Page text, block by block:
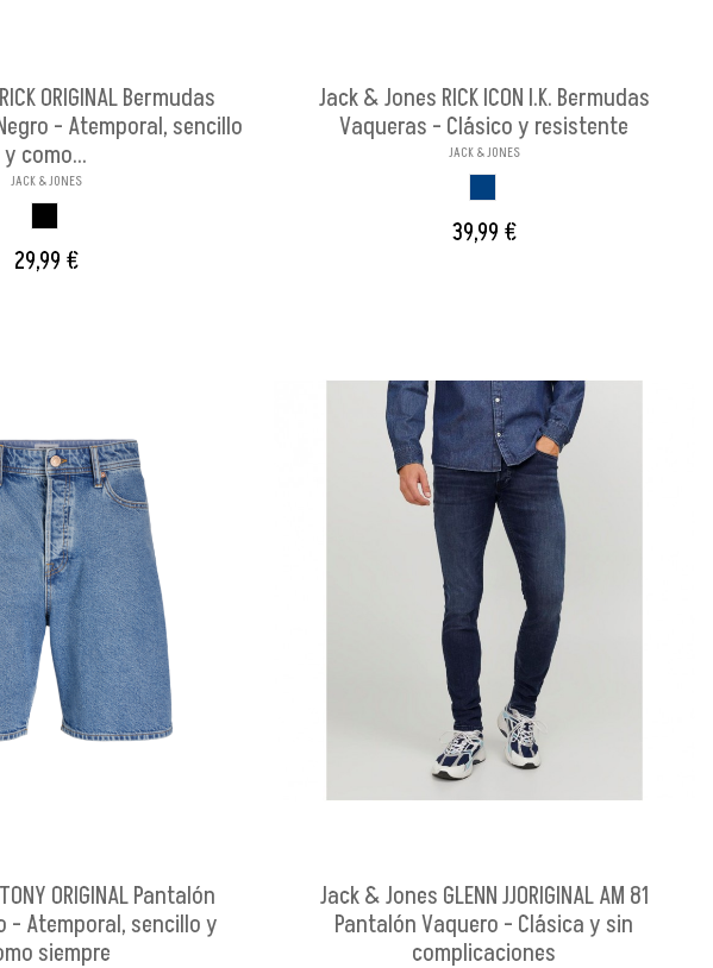
ORIGINAL Bermudas
- Atemporal, sencillo
y como...
JACK & JONES
29,99 €
Jack & Jones RICK ICON I.K. Bermudas
Vaqueras - Clásico y resistente
JACK & JONES
39,99 €
ORIGINAL Pantalón
- Atemporal, sencillo y
siempre
Jack & Jones GLENN JJORIGINAL AM 81
Pantalón Vaquero - Clásica y sin
complicaciones